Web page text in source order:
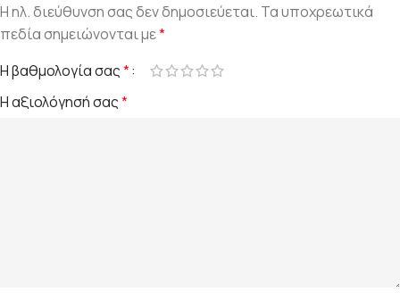
Η ηλ. διεύθυνση σας δεν δημοσιεύεται. Τα υποχρεωτικά
πεδία σημειώνονται με*
Η βαθμολογία σας*
Η αξιολόγησή σας*